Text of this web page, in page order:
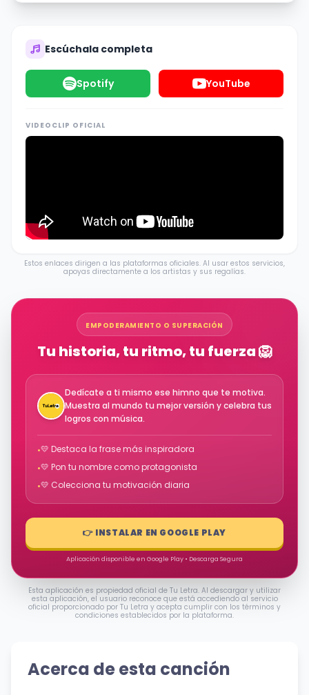
Escúchala completa
Spotify YouTube
VIDEOCLIP OFICIAL
Estos enlaces dirigen a las plataformas oficiales. Al usar estos servicios,
apoyas directamente a los artistas y sus regalías.
EMPODERAMIENTO O SUPERACIÓN
Tu historia, tu ritmo, tu fuerza 🦁
Dedícate a ti mismo ese himno que te motiva.
Muestra al mundo tu mejor versión y celebra tus
logros con música.
•💛 Destaca la frase más inspiradora
•💛 Pon tu nombre como protagonista
•💛 Colecciona tu motivación diaria
👉 INSTALAR EN GOOGLE PLAY
Aplicación disponible en Google Play • Descarga Segura
Esta aplicación es propiedad oficial de Tu Letra. Al descargar y utilizar
esta aplicación, el usuario reconoce que está accediendo al servicio
oficial proporcionado por Tu Letra y acepta cumplir con los términos y
condiciones establecidos por la plataforma.
Acerca de esta canción